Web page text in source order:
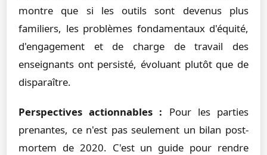
montre que si les outils sont devenus plus
familiers, les problèmes fondamentaux d'équité,
d'engagement et de charge de travail des
enseignants ont persisté, évoluant plutôt que de
disparaître.
Perspectives actionnables : Pour les parties
prenantes, ce n'est pas seulement un bilan post-
mortem de 2020. C'est un guide pour rendre